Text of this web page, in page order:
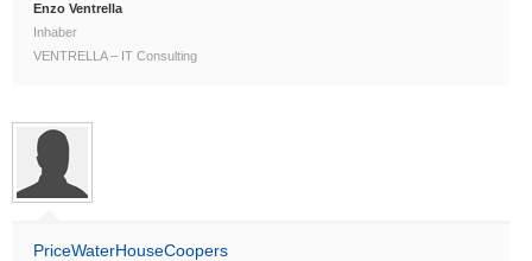
Enzo Ventrella
Inhaber
VENTRELLA – IT Consulting
PriceWaterHouseCoopers